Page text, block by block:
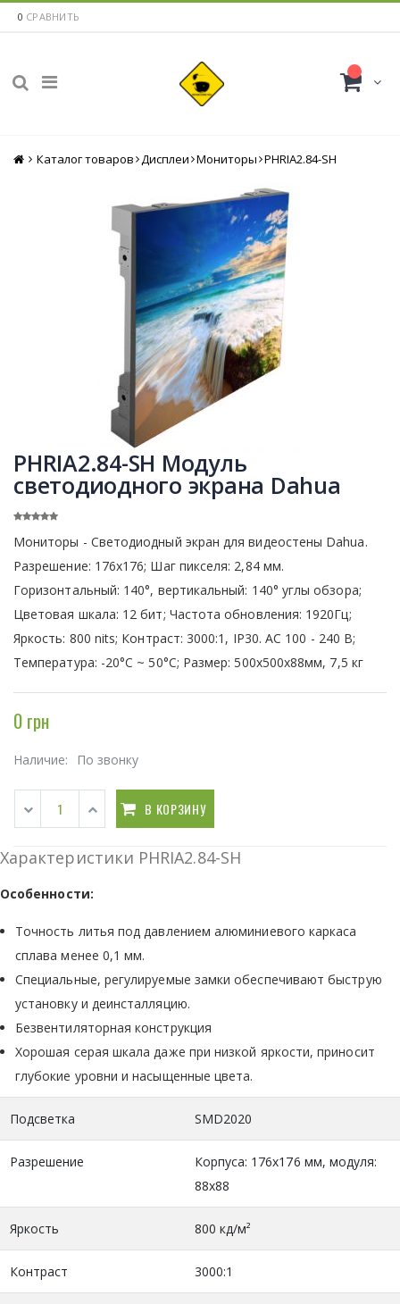
0 СРАВНИТЬ
Главная
Каталог товаров Дисплеи Мониторы PHRIA2.84-SH
PHRIA2.84-SH Модуль
светодиодного экрана Dahua
Мониторы - Светодиодный экран для видеостены Dahua.
Разрешение: 176х176; Шаг пикселя: 2,84 мм.
Горизонтальный: 140°, вертикальный: 140° углы обзора;
Цветовая шкала: 12 бит; Частота обновления: 1920Гц;
Яркость: 800 nits; Контраст: 3000:1, IP30. АС 100 - 240 В;
Температура: -20°C ~ 50°C; Размер: 500х500х88мм, 7,5 кг
0 грн
Наличие: По звонку
В КОРЗИНУ
Характеристики PHRIA2.84-SH
Особенности:
Точность литья под давлением алюминиевого каркаса
сплава менее 0,1 мм.
Специальные, регулируемые замки обеспечивают быструю
установку и деинсталляцию.
Безвентиляторная конструкция
Хорошая серая шкала даже при низкой яркости, приносит
глубокие уровни и насыщенные цвета.
Подсветка SMD2020
Разрешение
Корпуса: 176x176 мм, модуля:
88х88
Яркость 800 кд/м²
Контраст 3000:1